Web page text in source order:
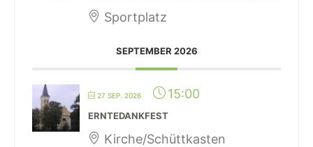
Sportplatz
SEPTEMBER 2026
27 SEP. 2026 15:00
ERNTEDANKFEST
Kirche/Schüttkasten